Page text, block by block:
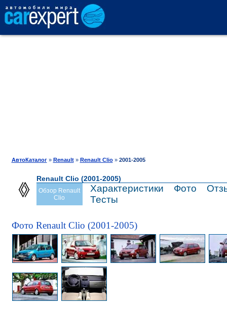
ТЕСТ-ДРАЙВ
ПРОДАЖА
АвтоКаталог» Renault» Renault Clio» 2001-2005
Renault Clio (2001-2005)
Обзор Renault
Clio
Характеристики Фото
Тесты
Фото Renault Clio (2001-2005)